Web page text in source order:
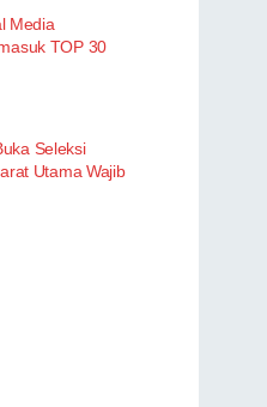
Media
TOP 30
Seleksi
Utama Wajib